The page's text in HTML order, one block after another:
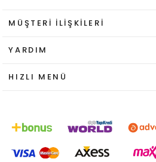
MÜŞTERI İLIŞKILERI
YARDIM
HIZLI MENÜ